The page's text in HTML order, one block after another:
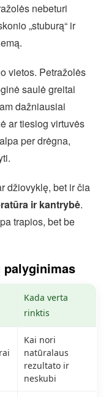
nebeturi
„stuburą“ ir
vietos. Petražolės
saulė greitai
dažniausiai
ar tiesiog virtuvės
per drėgna,
džiovyklę, bet ir čia
ir kantrybė.
trapios, bet be
palyginimas
Kada verta
rinktis
Kai nori
natūralaus
rezultato ir
neskubi